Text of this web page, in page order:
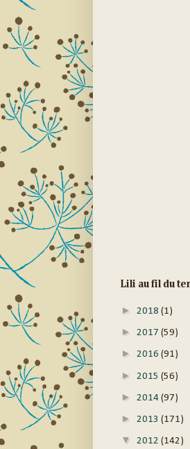
Lili au fil du
► 2018 (1)
► 2017 (59)
► 2016 (91)
► 2015 (56)
► 2014 (97)
► 2013 (171)
▼ 2012 (142)